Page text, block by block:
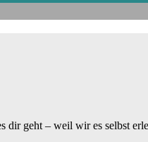
dir geht – weil wir es selbst